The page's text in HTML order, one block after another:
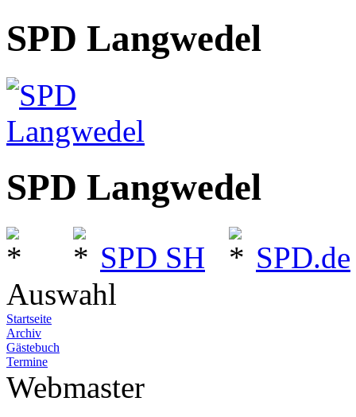
SPD Langwedel
SPD Langwedel
SPD SH
SPD.de
Auswahl
Startseite
Archiv
Gästebuch
Termine
Webmaster